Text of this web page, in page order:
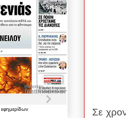
Σε
εφημερίδων